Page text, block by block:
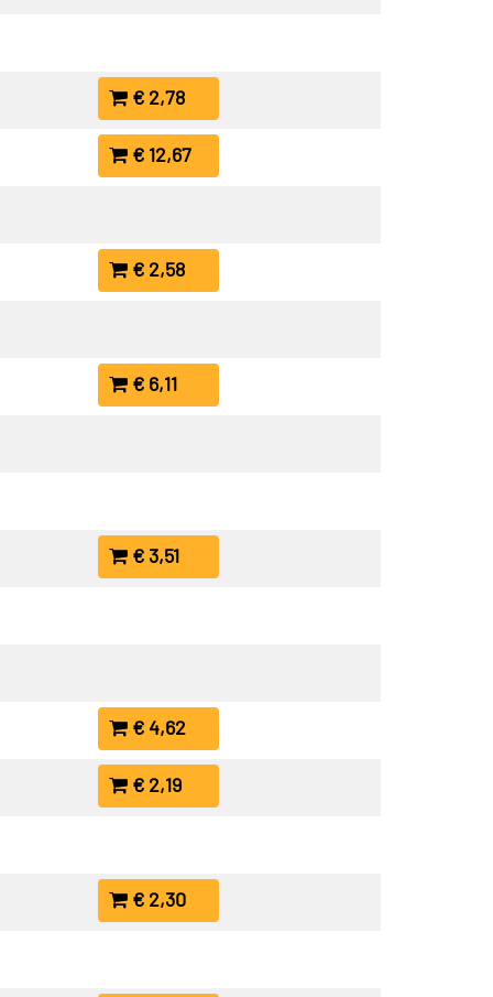
€ 2,78
€ 12,67
€ 2,58
€ 6,11
€ 3,51
€ 4,62
€ 2,19
€ 2,30